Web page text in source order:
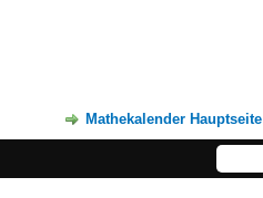
Mathekalender Hauptseite